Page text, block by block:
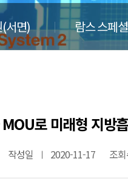
서면) 람스 스페
로 미래형 지방
작성일 2020-11-17 조